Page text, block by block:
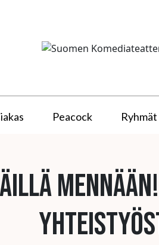
Peacock Ryhmät